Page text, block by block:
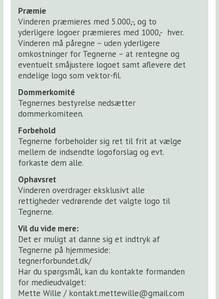
Præmie
Vinderen præmieres med 5.000,-, og to
yderligere logoer præmieres med 1000,- hver.
Vinderen må påregne – uden yderligere
omkostninger for Tegnerne – at rentegne og
eventuelt småjustere logoet samt aflevere det
endelige logo som vektor-fil.
Dommerkomité
Tegnernes bestyrelse nedsætter
dommerkomiteen.
Forbehold
Tegnerne forbeholder sig ret til frit at vælge
mellem de indsendte logoforslag og evt.
forkaste dem alle.
Ophavsret
Vinderen overdrager eksklusivt alle
rettigheder vedrørende det valgte logo til
Tegnerne.
Vil du vide mere:
Det er muligt at danne sig et indtryk af
Tegnerne på hjemmeside:
tegnerforbundet.dk/
Har du spørgsmål, kan du kontakte formanden
for medieudvalget:
Mette Wille / kontakt.mettewille@gmail.com